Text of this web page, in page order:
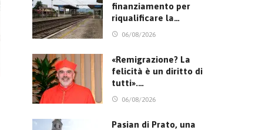
finanziamento per
riqualificare la…
06/08/2026
«Remigrazione? La
felicità è un diritto di
tutti».…
06/08/2026
Pasian di Prato, una